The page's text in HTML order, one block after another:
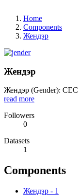
Home
Components
Жендэр
Жендэр
Жендэр (Gender):
read more
Followers
0
Datasets
1
Components
Жендэр - 1